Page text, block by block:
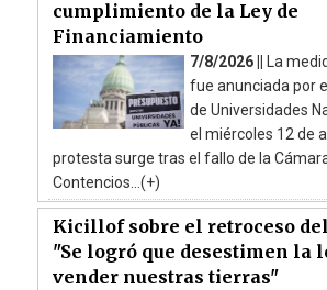
cumplimiento de la Ley de
Financiamiento
7/8/2026 ||
La
fue anunciada por
de Universidades
el miércoles 12 de
protesta surge tras el fallo de la
Contencios...(+)
Kicillof sobre el retroceso
"Se logró que desestimen la
vender nuestras tierras"